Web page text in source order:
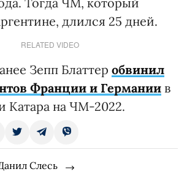
длился 25 дней.
RELATED VIDEO
Зепп Блаттер обвинил
Франции и Германии в
Катара на ЧМ-2022.
Слесь